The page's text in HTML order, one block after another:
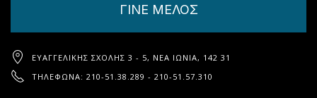
ΓΙΝΕ ΜΕΛΟΣ
ΕΥΑΓΓΕΛΙΚΉΣ ΣΧΟΛΉΣ 3 - 5, ΝΈΑ ΙΩΝΊΑ, 142 31
ΤΗΛΈΦΩΝΑ: 210-51.38.289 - 210-51.57.310